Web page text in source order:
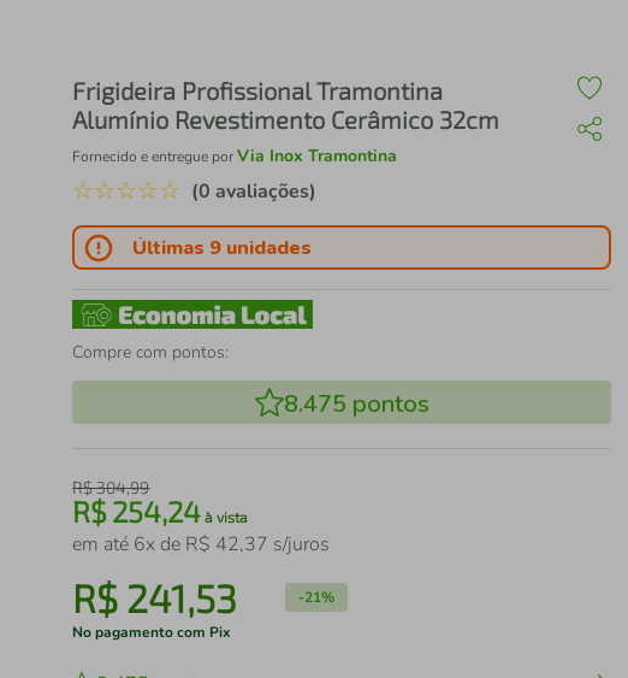
Frigideira Profissional Tramontina
Alumínio Revestimento Cerâmico 32cm
Fornecido e entregue porVia Inox Tramontina
☆☆☆☆☆ (0 avaliações)
Últimas 9 unidades
Compre com pontos:
8.475 pontos
R$304,99
R$254,24 à vista
em até 6x de R$ 42,37 s/juros
R$ 241,53 -21%
No pagamento com Pix